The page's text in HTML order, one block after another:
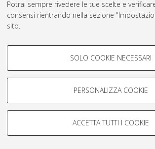
Potrai sempre rivedere le tue scelte e
consensi rientrando nella sezione
sito.
COOKIE DI PROFILAZIONE -
Si tratta di cookie utilizzati per analizzare le
navigazione degli utenti, creare profili in base al
Mostra cookie di profilazione
COOKIE TECNICI - NECESSARI
SOLO COOKIE NECESSARI
PERSONALIZZA COOKIE
ACCETTA TUTTI I COOKIE
Impostazioni Cookie
© ALMA MATER STUDIORUM - Università di